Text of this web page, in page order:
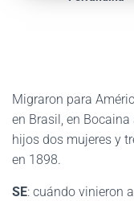
Migraron para
en Brasil, en
hijos dos mujeres y
en 1898.
SE: cuándo vinieron